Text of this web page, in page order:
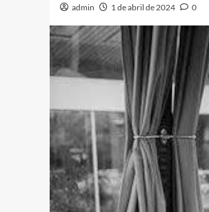
admin 1 de abril de 2024 0